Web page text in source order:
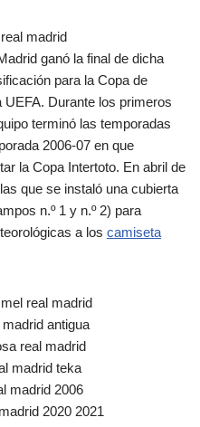
ganó la final de dicha
para la Copa de
UEFA. Durante los primeros
terminó las temporadas
2006-07 en que
la Copa Intertoto. En abril de
que se instaló una cubierta
n.º 1 y n.º 2) para
a los camiseta